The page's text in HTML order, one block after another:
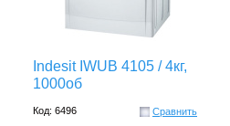
Indesit IWUB 4105 / 4кг,
1000об
Код: 6496
Сравнить